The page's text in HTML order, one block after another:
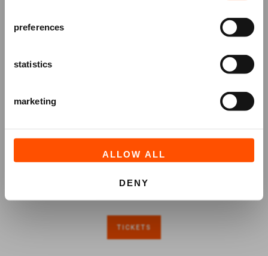
preferences
statistics
marketing
ALLOW ALL
DENY
TICKETS